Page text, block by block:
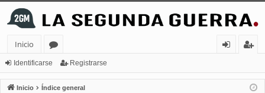
Inicio
or
os
nt
ist
Identificarse Registrarse
Inicio Índice general